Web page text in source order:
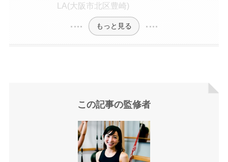
LA(大阪市北区豊崎)
もっと見る
この記事の監修者